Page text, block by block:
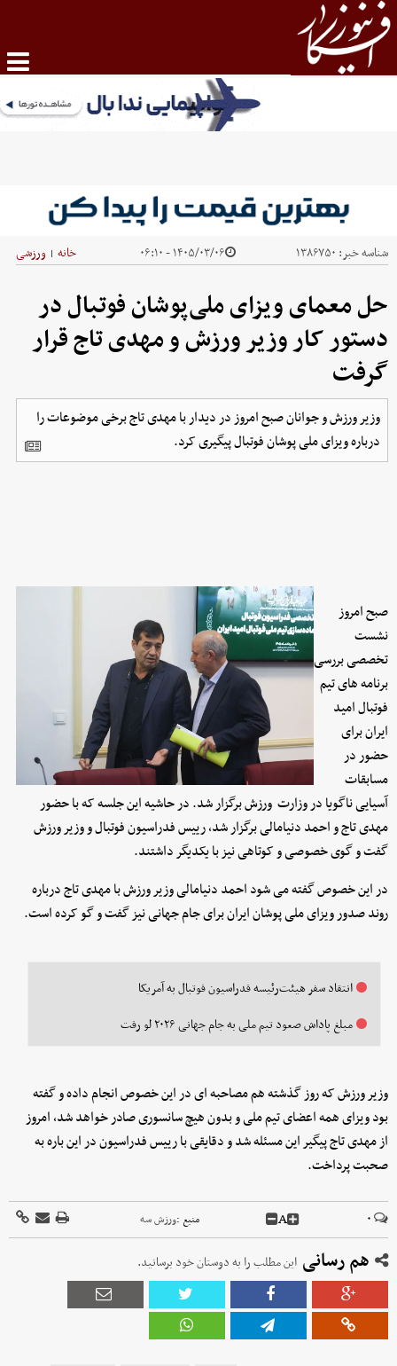
شناسه خبر: ۱۳۸۶۷۵۰ ۱۴۰۵/۰۳/۰۶ - ۰۶:۱۰ خانه | ورزشی
حل معمای ویزای ملی‌پوشان فوتبال در
دستور کار وزیر ورزش و مهدی تاج قرار
گرفت
وزیر ورزش و جوانان صبح امروز در دیدار با مهدی تاج برخی موضوعات را
درباره ویزای ملی پوشان فوتبال پیگیری کرد.
صبح امروز
نشست
تخصصی بررسی
برنامه های تیم
فوتبال امید
ایران برای
حضور در
مسابقات
آسیایی ناگویا در وزارت ورزش برگزار شد. در حاشیه این جلسه که با حضور
مهدی تاج و احمد دنیامالی برگزار شد، رییس فدراسیون فوتبال و وزیر ورزش
گفت و گوی خصوصی و کوتاهی نیز با یکدیگر داشتند.
در این خصوص گفته می شود احمد دنیامالی وزیر ورزش با مهدی تاج درباره
روند صدور ویزای ملی پوشان ایران برای جام جهانی نیز گفت و گو کرده است.
انتقاد سفر هیئت‌رئیسه فدراسیون فوتبال به آمریکا
مبلغ پاداش صعود تیم ملی به جام جهانی ۲۰۲۶ لو رفت
وزیر ورزش که روز گذشته هم مصاحبه ای در این خصوص انجام داده و گفته
بود ویزای همه اعضای تیم ملی و بدون هیچ سانسوری صادر خواهد شد، امروز
از مهدی تاج پیگیر این مسئله شد و دقایقی با رییس فدراسیون در این باره به
صحبت پرداخت.
۰ A منبع :ورزش سه
هم رسانی این مطلب را به دوستان خود برسانید.